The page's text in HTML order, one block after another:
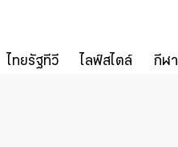
ไทยรัฐทีวี ไลฟ์สไตล์ กีฬา